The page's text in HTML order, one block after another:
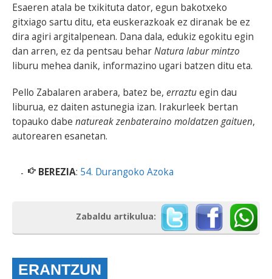
Esaeren atala be txikituta dator, egun bakotxeko
gitxiago sartu ditu, eta euskerazkoak ez diranak be ez
dira agiri argitalpenean. Dana dala, edukiz egokitu egin
dan arren, ez da pentsau beharNatura labur mintzo
liburu mehea danik, informazino ugari batzen ditu eta.
Pello Zabalaren arabera, batez be, erraztuegin dau
liburua, ez daiten astunegia izan. Irakurleek bertan
topauko dabe natureak zenbateraino moldatzen gaituen,
autorearen esanetan.
BEREZIA: 54. Durangoko Azoka
Zabaldu artikulua:
ERANTZUN